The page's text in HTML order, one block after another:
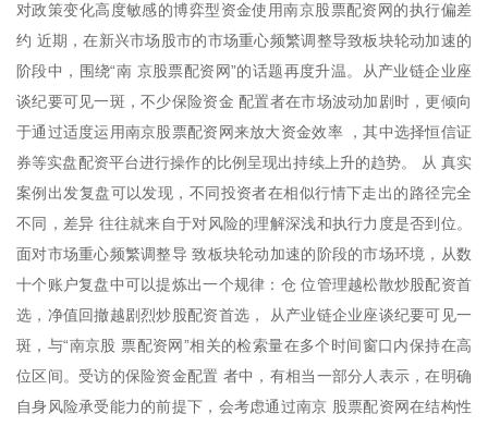
对政策变化高度敏感的博弈型资金使用南京股票配资网的执行偏差
约 近期，在新兴市场股市的市场重心频繁调整导致板块轮动加速的
阶段中，围绕“南 京股票配资网”的话题再度升温。从产业链企业座
谈纪要可见一斑，不少保险资金 配置者在市场波动加剧时，更倾向
于通过适度运用南京股票配资网来放大资金效率 ，其中选择恒信证
券等实盘配资平台进行操作的比例呈现出持续上升的趋势。 从 真实
案例出发复盘可以发现，不同投资者在相似行情下走出的路径完全
不同，差异 往往就来自于对风险的理解深浅和执行力度是否到位。
面对市场重心频繁调整导 致板块轮动加速的阶段的市场环境，从数
十个账户复盘中可以提炼出一个规律：仓 位管理越松散炒股配资首
选，净值回撤越剧烈炒股配资首选， 从产业链企业座谈纪要可见一
斑，与“南京股 票配资网”相关的检索量在多个时间窗口内保持在高
位区间。受访的保险资金配置 者中，有相当一部分人表示，在明确
自身风险承受能力的前提下，会考虑通过南京 股票配资网在结构性